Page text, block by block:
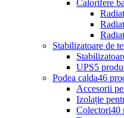
Calorifere
Stabilizatoare de
UPS5
Podea calda46
Accesorii
Izolație
Colectori40